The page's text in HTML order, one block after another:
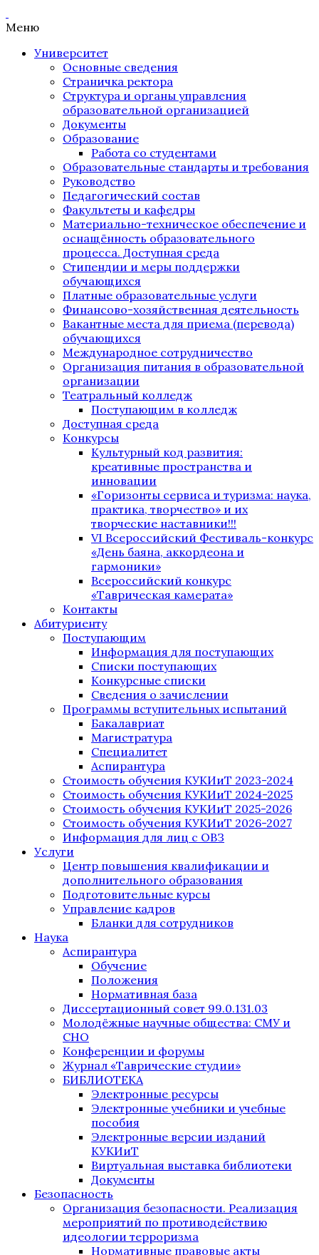
Меню
Университет
Основные сведения
Страничка ректора
Структура и органы управления
образовательной организацией
Документы
Образование
Работа со студентами
Образовательные стандарты и требования
Руководство
Педагогический состав
Факультеты и кафедры
Материально-техническое обеспечение и
оснащённость образовательного
процесса. Доступная среда
Стипендии и меры поддержки
обучающихся
Платные образовательные услуги
Финансово-хозяйственная деятельность
Вакантные места для приема (перевода)
обучающихся
Международное сотрудничество
Организация питания в образовательной
организации
Театральный колледж
Поступающим в колледж
Доступная среда
Конкурсы
Культурный код развития:
креативные пространства и
инновации
«Горизонты сервиса и туризма: наука,
практика, творчество» и их
творческие наставники!!!
VI Всероссийский Фестиваль-конкурс
«День баяна, аккордеона и
гармоники»
Всероссийский конкурс
«Таврическая камерата»
Контакты
Абитуриенту
Поступающим
Информация для поступающих
Списки поступающих
Конкурсные списки
Сведения о зачислении
Программы вступительных испытаний
Бакалавриат
Магистратура
Специалитет
Аспирантура
Стоимость обучения КУКИиТ 2023-2024
Стоимость обучения КУКИиТ 2024-2025
Стоимость обучения КУКИиТ 2025-2026
Стоимость обучения КУКИиТ 2026-2027
Информация для лиц с ОВЗ
Услуги
Центр повышения квалификации и
дополнительного образования
Подготовительные курсы
Управление кадров
Бланки для сотрудников
Наука
Аспирантура
Обучение
Положения
Нормативная база
Диссертационный совет 99.0.131.03
Молодёжные научные общества: СМУ и
СНО
Конференции и форумы
Журнал «Таврические студии»
БИБЛИОТЕКА
Электронные ресурсы
Электронные учебники и учебные
пособия
Электронные версии изданий
КУКИиТ
Виртуальная выставка библиотеки
Документы
Безопасность
Организация безопасности. Реализация
мероприятий по противодействию
идеологии терроризма
Нормативные правовые акты